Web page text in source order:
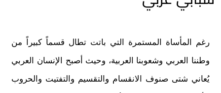
رغم المأساة المستمرة التي باتت تطال قسماً كبيراً من
وطننا العربي وشعوبنا العربية، وحيث أصبح الإنسان العربي
يُعاني شتى صنوف الانقسام والتقسيم والتفتيت والحروب